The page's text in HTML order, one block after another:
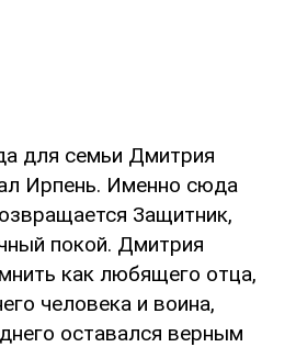
для семьи Дмитрия
Ирпень. Именно сюда
Защитник,
покой. Дмитрия
как любящего отца,
человека и воина,
оставался верным